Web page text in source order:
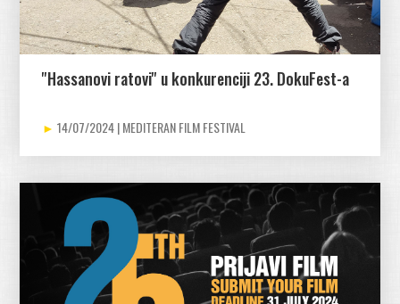
''Hassanovi ratovi'' u konkurenciji 23. DokuFest-a
14/07/2024